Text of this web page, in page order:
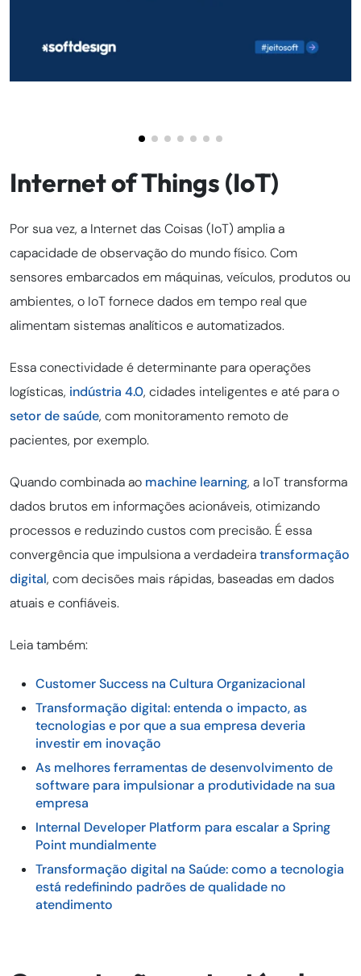
Internet of Things (IoT)
Por sua vez, a Internet das Coisas (IoT) amplia a
capacidade de observação do mundo físico. Com
sensores embarcados em máquinas, veículos, produtos ou
ambientes, o IoT fornece dados em tempo real que
alimentam sistemas analíticos e automatizados.
Essa conectividade é determinante para operações
logísticas, indústria 4.0, cidades inteligentes e até para o
setor de saúde, com monitoramento remoto de
pacientes, por exemplo.
Quando combinada ao machine learning, a IoT transforma
dados brutos em informações acionáveis, otimizando
processos e reduzindo custos com precisão. É essa
convergência que impulsiona a verdadeiratransformação
digital, com decisões mais rápidas, baseadas em dados
atuais e confiáveis.
Leia também:
Customer Success na Cultura Organizacional
Transformação digital: entenda o impacto, as
tecnologias e por que a sua empresa deveria
investir em inovação
As melhores ferramentas de desenvolvimento de
software para impulsionar a produtividade na sua
empresa
Internal Developer Platform para escalar a Spring
Point mundialmente
Transformação digital na Saúde: como a tecnologia
está redefinindo padrões de qualidade no
atendimento